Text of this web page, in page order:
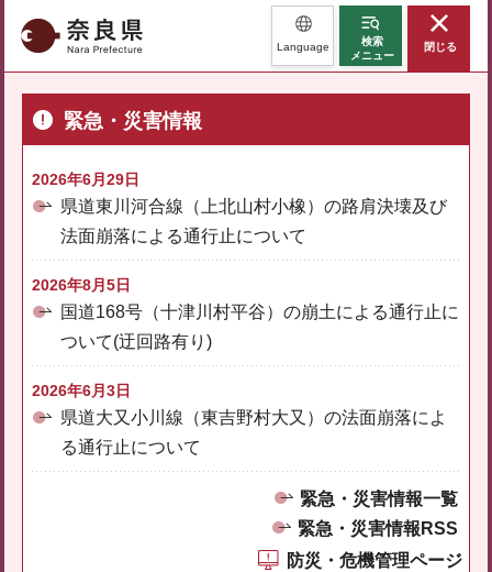
奈良県 Language
検索
メニュー
閉じる
緊急・災害情報
2026年6月29日
県道東川河合線（上北山村小橡）の路肩決壊及び
法面崩落による通行止について
2026年8月5日
国道168号（十津川村平谷）の崩土による通行止に
ついて(迂回路有り)
2026年6月3日
県道大又小川線（東吉野村大又）の法面崩落によ
る通行止について
緊急・災害情報一覧
緊急・災害情報RSS
防災・危機管理ページ